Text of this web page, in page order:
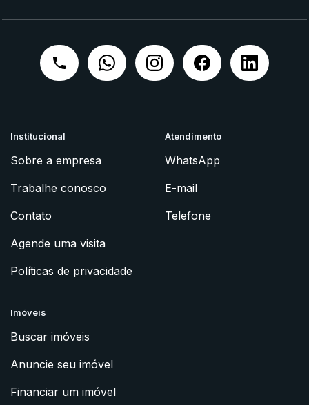
Institucional
Sobre a empresa
Trabalhe conosco
Contato
Agende uma visita
Políticas de privacidade
Atendimento
WhatsApp
E-mail
Telefone
Imóveis
Buscar imóveis
Anuncie seu imóvel
Financiar um imóvel